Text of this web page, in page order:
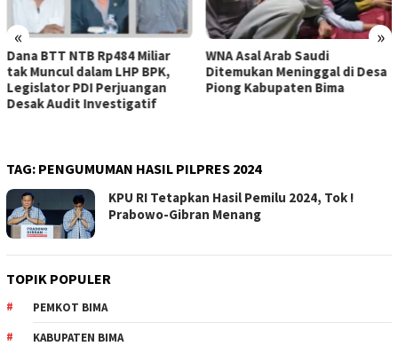
« »
WNA Asal Arab Saudi
Ditemukan Meninggal di Desa
Piong Kabupaten Bima
Sejumlah Pekerja Dapur MBG
di Kabupaten Bima Dilaporkan
Positif Hepatitis, Puskesmas
TAG: PENGUMUMAN HASIL PILPRES 2024
KPU RI Tetapkan Hasil Pemilu 2024, Tok !
Prabowo-Gibran Menang
TOPIK POPULER
PEMKOT BIMA
KABUPATEN BIMA